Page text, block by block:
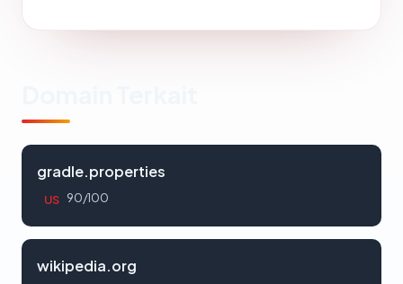
gradle.properties
US 90/100
wikipedia.org